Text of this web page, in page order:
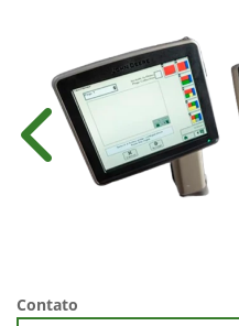
Anterior
Contato